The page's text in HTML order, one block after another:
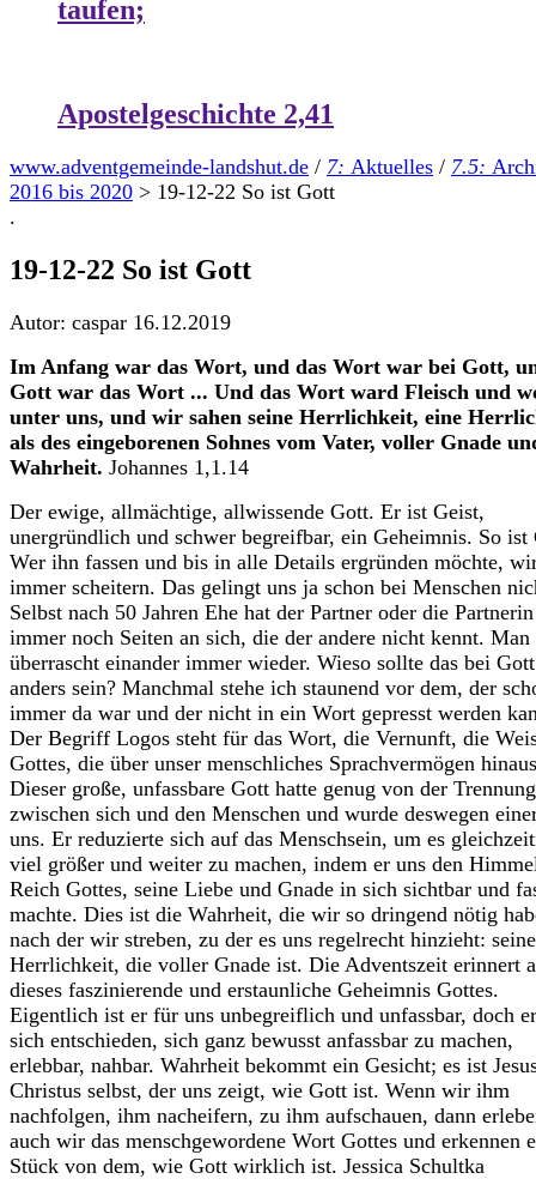
taufen;
Apostelgeschichte 2,41
www.adventgemeinde-landshut.de / 7: Aktuelles / 7.5:
2016 bis 2020 > 19-12-22 So ist Gott
.
19-12-22 So ist Gott
Autor: caspar 16.12.2019
Im Anfang war das Wort, und das Wort war bei Gott,
Gott war das Wort ... Und das Wort ward Fleisch und
unter uns, und wir sahen seine Herrlichkeit, eine
als des eingeborenen Sohnes vom Vater, voller Gnade
Wahrheit. Johannes 1,1.14
Der ewige, allmächtige, allwissende Gott. Er ist Geist,
unergründlich und schwer begreifbar, ein Geheimnis. So ist
Wer ihn fassen und bis in alle Details ergründen möchte,
immer scheitern. Das gelingt uns ja schon bei Menschen
Selbst nach 50 Jahren Ehe hat der Partner oder die Partnerin
immer noch Seiten an sich, die der andere nicht kennt. Man
überrascht einander immer wieder. Wieso sollte das bei Gott
anders sein? Manchmal stehe ich staunend vor dem, der
immer da war und der nicht in ein Wort gepresst werden
Der Begriff Logos steht für das Wort, die Vernunft, die
Gottes, die über unser menschliches Sprachvermögen
Dieser große, unfassbare Gott hatte genug von der Trennung
zwischen sich und den Menschen und wurde deswegen
uns. Er reduzierte sich auf das Menschsein, um es
viel größer und weiter zu machen, indem er uns den
Reich Gottes, seine Liebe und Gnade in sich sichtbar und
machte. Dies ist die Wahrheit, die wir so dringend nötig
nach der wir streben, zu der es uns regelrecht hinzieht: seine
Herrlichkeit, die voller Gnade ist. Die Adventszeit erinnert
dieses faszinierende und erstaunliche Geheimnis Gottes.
Eigentlich ist er für uns unbegreiflich und unfassbar, doch
sich entschieden, sich ganz bewusst anfassbar zu machen,
erlebbar, nahbar. Wahrheit bekommt ein Gesicht; es ist
Christus selbst, der uns zeigt, wie Gott ist. Wenn wir ihm
nachfolgen, ihm nacheifern, zu ihm aufschauen, dann
auch wir das menschgewordene Wort Gottes und erkennen
Stück von dem, wie Gott wirklich ist. Jessica Schultka